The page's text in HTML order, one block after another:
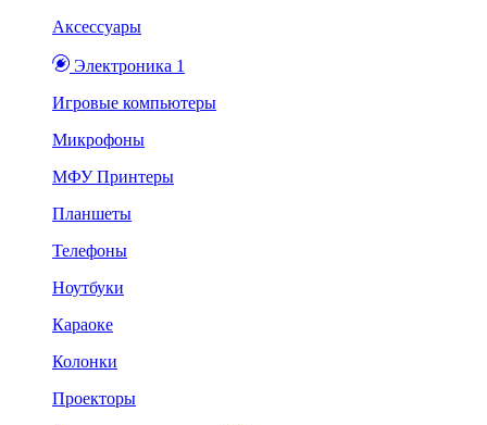
Аксессуары
Электроника 1
Игровые компьютеры
Микрофоны
МФУ Принтеры
Планшеты
Телефоны
Ноутбуки
Караоке
Колонки
Проекторы